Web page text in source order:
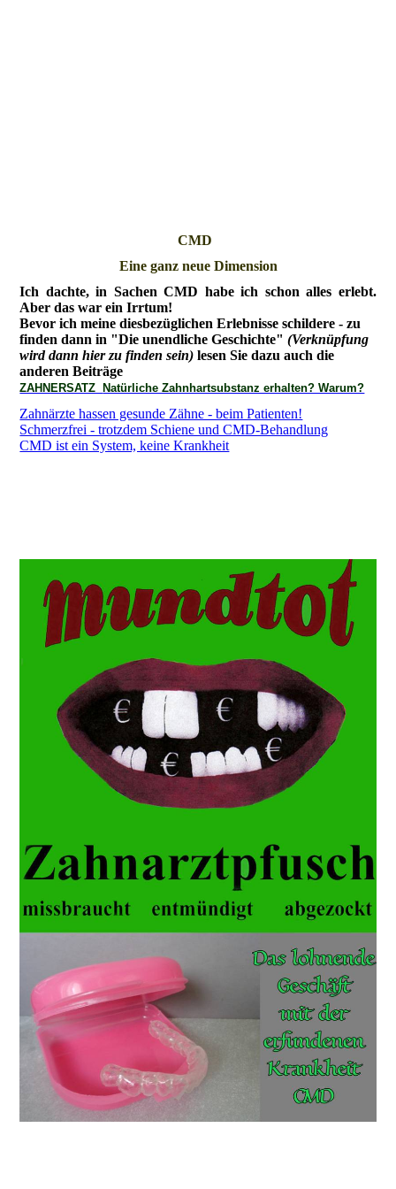
CMD
Eine ganz neue Dimension
Ich dachte, in Sachen CMD habe ich schon alles erlebt.
Aber das war ein Irrtum!
Bevor ich meine diesbezüglichen Erlebnisse schildere - zu
finden dann in "Die unendliche Geschichte"(Verknüpfung
wird dann hier zu finden sein) lesen Sie dazu auch die
anderen Beiträge
ZAHNERSATZ Natürliche Zahnhartsubstanz erhalten? Warum?
Zahnärzte hassen gesunde Zähne - beim Patienten!
Schmerzfrei - trotzdem Schiene und CMD-Behandlung
CMD ist ein System, keine Krankheit